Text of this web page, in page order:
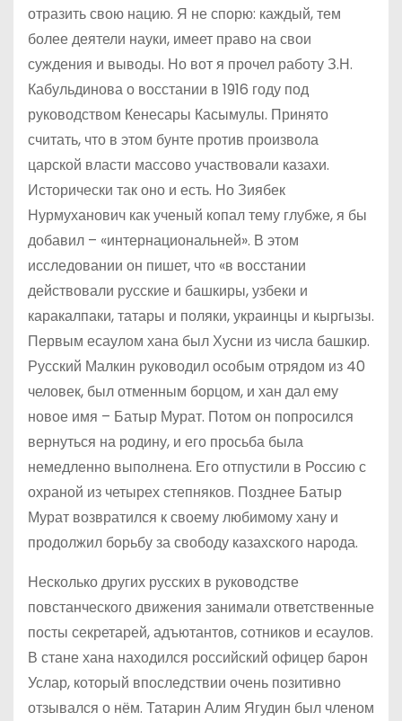
отразить свою нацию. Я не спорю: каждый, тем
более деятели науки, имеет право на свои
суждения и выводы. Но вот я прочел работу З.Н.
Кабульдинова о восстании в 1916 году под
руководством Кенесары Касымулы. Принято
считать, что в этом бунте против произвола
царской власти массово участвовали казахи.
Исторически так оно и есть. Но Зиябек
Нурмуханович как ученый копал тему глубже, я бы
добавил – «интернациональней». В этом
исследовании он пишет, что «в восстании
действовали русские и башкиры, узбеки и
каракалпаки, татары и поляки, украинцы и кыргызы.
Первым есаулом хана был Хусни из числа башкир.
Русский Малкин руководил особым отрядом из 40
человек, был отменным борцом, и хан дал ему
новое имя – Батыр Мурат. Потом он попросился
вернуться на родину, и его просьба была
немедленно выполнена. Его отпустили в Россию с
охраной из четырех степняков. Позднее Батыр
Мурат возвратился к своему любимому хану и
продолжил борьбу за свободу казахского народа.
Несколько других русских в руководстве
повстанческого движения занимали ответственные
посты секретарей, адъютантов, сотников и есаулов.
В стане хана находился российский офицер барон
Услар, который впоследствии очень позитивно
отзывался о нём. Татарин Алим Ягудин был членом